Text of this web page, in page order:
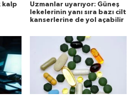
kalp
Uzmanlar uyarıyor: Güneş
lekelerinin yanı sıra bazı cilt
kanserlerine de yol açabilir